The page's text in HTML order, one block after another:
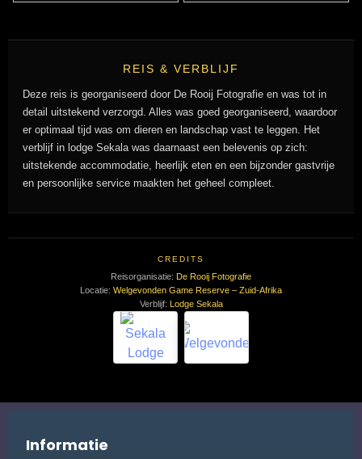
REIS & VERBLIJF
Deze reis is georganiseerd door De Rooij Fotografie en was tot in
detail uitstekend verzorgd. Alles was goed georganiseerd, waardoor
er optimaal tijd was om dieren en landschap vast te leggen. Het
verblijf in lodge Sekala was daarnaast een belevenis op zich:
uitstekende accommodatie, heerlijk eten en een bijzonder gastvrije
en persoonlijke service maakten het geheel compleet.
CREDITS
Reisorganisatie: De Rooij Fotografie
Locatie: Welgevonden Game Reserve – Zuid-Afrika
Verblijf: Lodge Sekala
Informatie